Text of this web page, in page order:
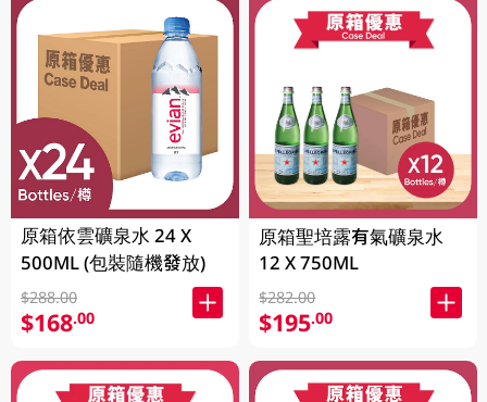
原箱依雲礦泉水 24 X
500ML (包裝隨機發放)
$288.00
$168.00
原箱聖培露有氣礦泉水
12 X 750ML
$282.00
$195.00